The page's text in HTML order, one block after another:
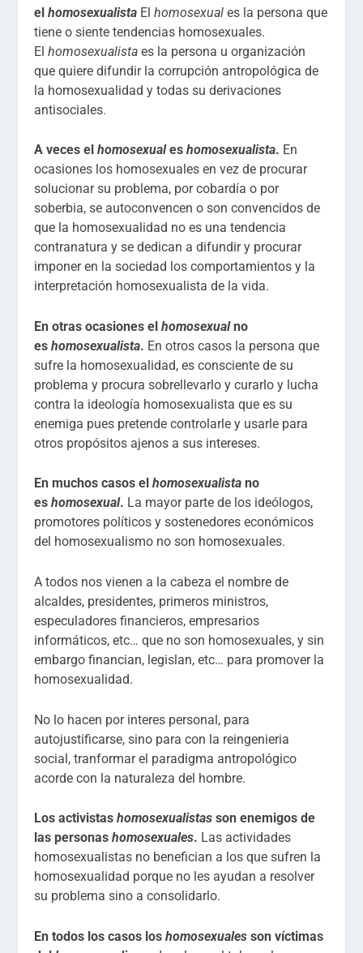
elhomosexualista Elhomosexual es la persona que
tiene o siente tendencias homosexuales.
Elhomosexualista es la persona u organización
que quiere difundir la corrupción antropológica de
la homosexualidad y todas su derivaciones
antisociales.
A veces elhomosexualeshomosexualista. En
ocasiones los homosexuales en vez de procurar
solucionar su problema, por cobardía o por
soberbia, se autoconvencen o son convencidos de
que la homosexualidad no es una tendencia
contranatura y se dedican a difundir y procurar
imponer en la sociedad los comportamientos y la
interpretación homosexualista de la vida.
En otras ocasiones elhomosexualno
eshomosexualista. En otros casos la persona que
sufre la homosexualidad, es consciente de su
problema y procura sobrellevarlo y curarlo y lucha
contra la ideología homosexualista que es su
enemiga pues pretende controlarle y usarle para
otros propósitos ajenos a sus intereses.
En muchos casos elhomosexualista no
eshomosexual. La mayor parte de los ideólogos,
promotores políticos y sostenedores económicos
del homosexualismo no son homosexuales.
A todos nos vienen a la cabeza el nombre de
alcaldes, presidentes, primeros ministros,
especuladores financieros, empresarios
informáticos, etc… que no son homosexuales, y sin
embargo financian, legislan, etc… para promover la
homosexualidad.
No lo hacen por interes personal, para
autojustificarse, sino para con la reingenieria
social, tranformar el paradigma antropológico
acorde con la naturaleza del hombre.
Los activistashomosexualistas son enemigos de
las personashomosexuales. Las actividades
homosexualistas no benefician a los que sufren la
homosexualidad porque no les ayudan a resolver
su problema sino a consolidarlo.
En todos los casos loshomosexuales son víctimas